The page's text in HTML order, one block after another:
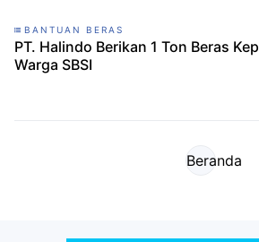
BANTUAN BERAS
PT. Halindo Berikan 1 Ton Beras
Warga SBSI
Beranda